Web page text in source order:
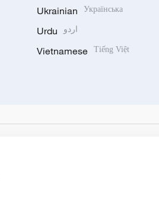
Ukrainian Українська
Urdu اردو
Vietnamese Tiếng Việt